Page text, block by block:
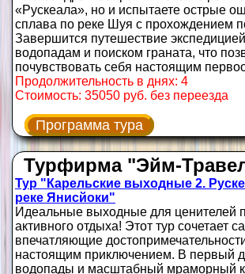
«Рускеала», но и испытаете острые
сплава по реке Шуя с прохождением
Завершится путешествие
водопадам и поиском граната, что
почувствовать себя настоящим
Продолжительность в днях: 4
Стоимость: 35050 руб. без переезда
Программа тура
Турфирма "Эйм-
Тур "Карельские выходные 2.
реке Янисйоки"
Идеальные выходные для ценителей
активного отдыха! Этот тур сочетает
впечатляющие
настоящим приключением. В первый
водопады и масштабный мраморный